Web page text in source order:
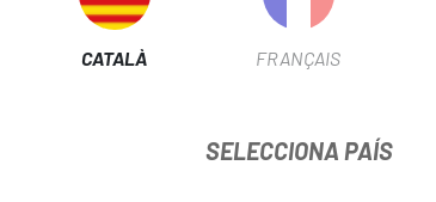
INFORMACIÓ DEL PRODUCTE
CATALÀ FRANÇAIS
SELECCIONA PAÍS